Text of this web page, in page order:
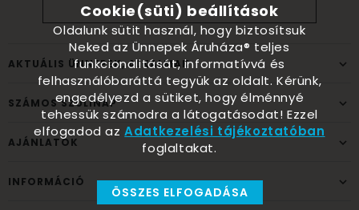
AKTUÁLIS ÜNNEPEK, ALKALMAK
SZÁMOS SZÜLINAP
AJÁNLATOK
INFORMÁCIÓ
Cookie(süti) beállítások
Oldalunk sütit használ, hogy biztosítsuk
Neked az Ünnepek Áruháza® teljes
funkcionalitását, informatívvá és
felhasználóbaráttá tegyük az oldalt. Kérünk,
engedélyezd a sütiket, hogy élménnyé
tehessük számodra a látogatásodat! Ezzel
elfogadod azAdatkezelési tájékoztatóban
foglaltakat.
ÖSSZES ELFOGADÁSA